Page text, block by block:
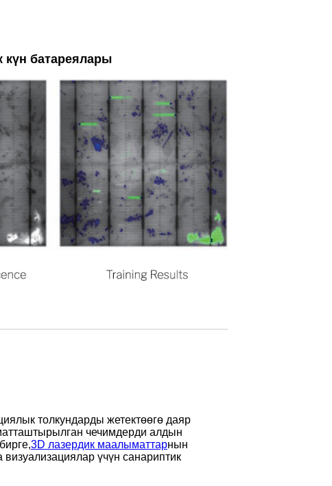
күн батареялары
толкундарды жетектөөгө даяр
чечимдерди алдын
3D лазердик маалыматтарнын
үчүн санариптик